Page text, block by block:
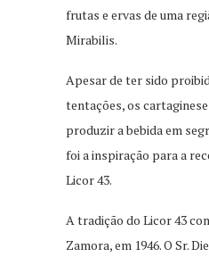
frutas e ervas de uma
Mirabilis.
Apesar de ter sido
tentações, os
produzir a bebida em
foi a inspiração para a
Licor 43.
A tradição do Licor 43
Zamora, em 1946. O Sr.